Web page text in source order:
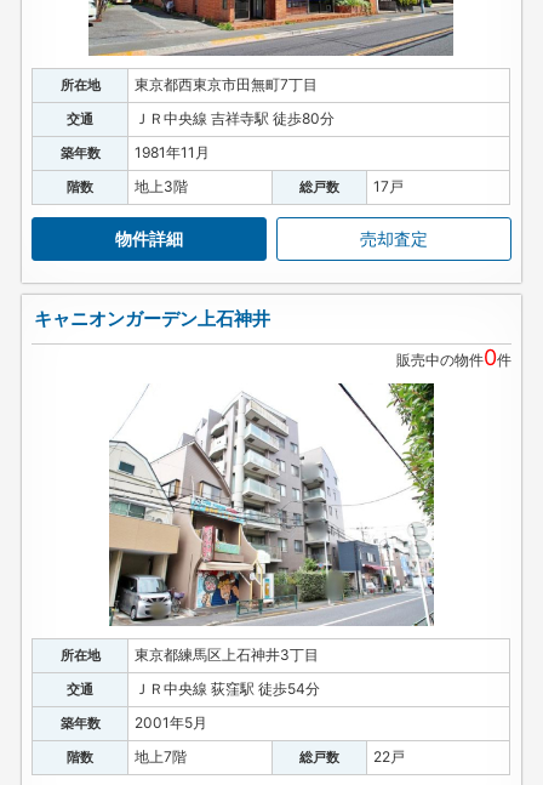
所在地 東京都西東京市田無町7丁目
交通 ＪＲ中央線 吉祥寺駅 徒歩80分
築年数 1981年11月
階数 地上3階 総戸数 17戸
物件詳細 売却査定
キャニオンガーデン上石神井
販売中の物件0件
所在地 東京都練馬区上石神井3丁目
交通 ＪＲ中央線 荻窪駅 徒歩54分
築年数 2001年5月
階数 地上7階 総戸数 22戸